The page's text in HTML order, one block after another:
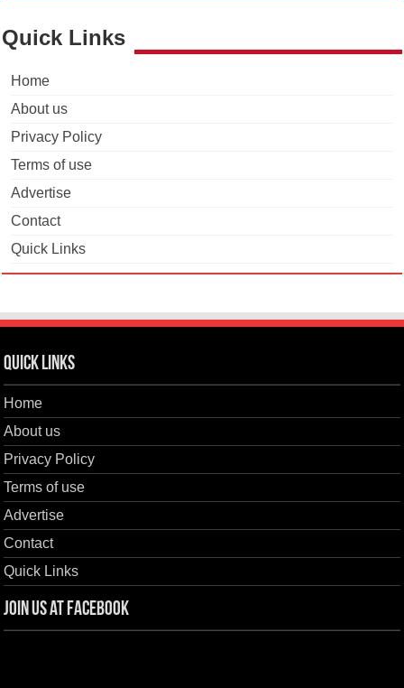
Quick Links
Home
About us
Privacy Policy
Terms of use
Advertise
Contact
Quick Links
Quick Links
Home
About us
Privacy Policy
Terms of use
Advertise
Contact
Quick Links
Join us at Facebook